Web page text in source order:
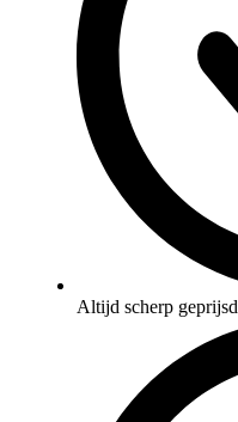
Altijd scherp geprijsd